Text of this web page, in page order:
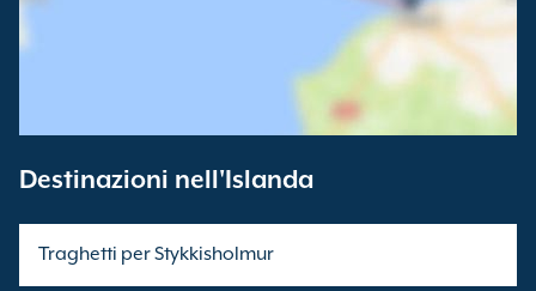
Destinazioni nell'Islanda
Traghetti per Stykkisholmur